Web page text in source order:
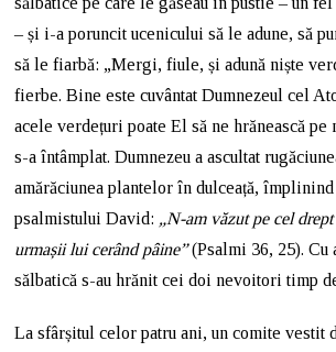
– și i-a poruncit ucenicului să le adune, să
să le fiarbă: „Mergi, fiule, și adună niște
fierbe. Bine este cuvântat Dumnezeul cel
acele verdețuri poate El să ne hrănească pe
s-a întâmplat. Dumnezeu a ascultat
amărăciunea plantelor în dulceață,
psalmistului David: „N-am văzut pe cel
urmașii lui cerând pâine”(Psalmi 36, 25). Cu
sălbatică s-au hrănit cei doi nevoitori timp
La sfârșitul celor patru ani, un comite vestit